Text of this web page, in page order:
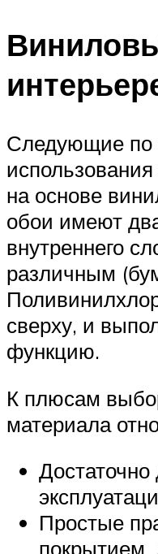
Следующие по
на основе
обои имеют
внутреннего
различным
сверху, и
функцию.
К плюсам
материала
Простые